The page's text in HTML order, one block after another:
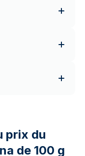
prix du
de 100 g